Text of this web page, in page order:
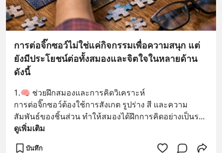
การต่อจิ๊กซอว์ไม่ใช่แค่กิจกรรมเพื่อความสนุก แต่
ยังมีประโยชน์ต่อทั้งสมองและจิตใจในหลายด้าน
ดังนี้
1.🧠 ช่วยฝึกสมองและการคิดวิเคราะห์
การต่อจิ๊กซอว์ต้องใช้การสังเกต รูปร่าง สี และความ
สัมพันธ์ของชิ้นส่วน ทำให้สมองได้ฝึกการคิดอย่างเป็นร...
ดูเพิ่มเติม
บันทึก